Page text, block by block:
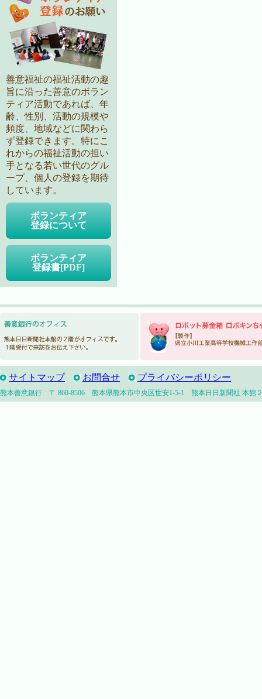
善意福祉の福祉活動の趣
旨に沿った善意のボラン
ティア活動であれば、年
齢、性別、活動の規模や
頻度、地域などに関わら
ず登録できます。特にこ
れからの福祉活動の担い
手となる若い世代のグル
ープ、個人の登録を期待
しています。
ボランティア
登録について
ボランティア
登録書[PDF]
サイトマップ お問合せ プライバシーポリシー
熊本善意銀行 〒 860-8506 熊本県熊本市中央区世安1-5-1 熊本日日新聞社 本館